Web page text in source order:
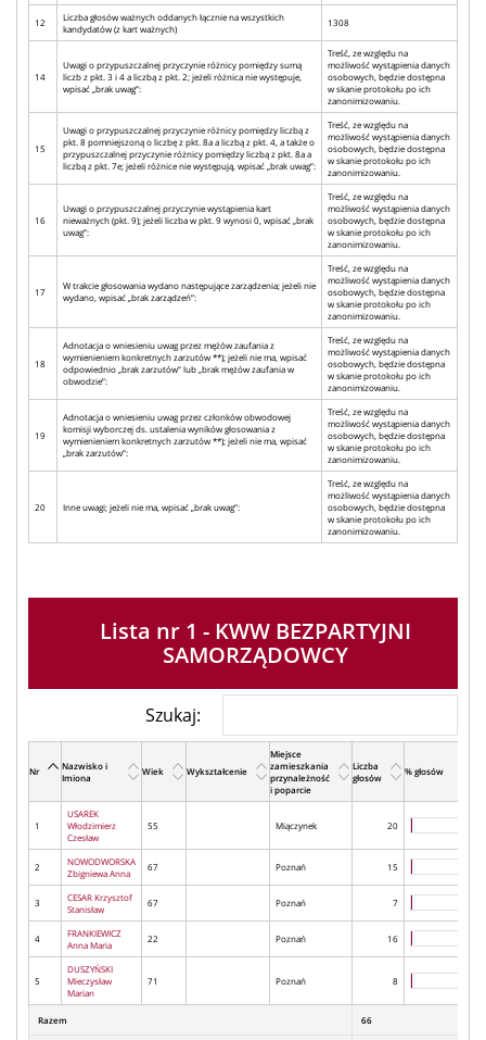
12
Liczba głosów ważnych oddanych łącznie na wszystkich
kandydatów (z kart ważnych)
1308
14
Uwagi o przypuszczalnej przyczynie różnicy pomiędzy sumą
liczb z pkt. 3 i 4 a liczbą z pkt. 2; jeżeli różnica nie występuje,
wpisać „brak uwag”:
Treść, ze względu na
możliwość wystąpienia danych
osobowych, będzie dostępna
w skanie protokołu po ich
zanonimizowaniu.
15
Uwagi o przypuszczalnej przyczynie różnicy pomiędzy liczbą z
pkt. 8 pomniejszoną o liczbę z pkt. 8a a liczbą z pkt. 4, a także o
przypuszczalnej przyczynie różnicy pomiędzy liczbą z pkt. 8a a
liczbą z pkt. 7e; jeżeli różnice nie występują, wpisać „brak uwag”:
Treść, ze względu na
możliwość wystąpienia danych
osobowych, będzie dostępna
w skanie protokołu po ich
zanonimizowaniu.
16
Uwagi o przypuszczalnej przyczynie wystąpienia kart
nieważnych (pkt. 9); jeżeli liczba w pkt. 9 wynosi 0, wpisać „brak
uwag”:
Treść, ze względu na
możliwość wystąpienia danych
osobowych, będzie dostępna
w skanie protokołu po ich
zanonimizowaniu.
17
W trakcie głosowania wydano następujące zarządzenia; jeżeli nie
wydano, wpisać „brak zarządzeń”:
Treść, ze względu na
możliwość wystąpienia danych
osobowych, będzie dostępna
w skanie protokołu po ich
zanonimizowaniu.
18
Adnotacja o wniesieniu uwag przez mężów zaufania z
wymienieniem konkretnych zarzutów **); jeżeli nie ma, wpisać
odpowiednio „brak zarzutów” lub „brak mężów zaufania w
obwodzie”:
Treść, ze względu na
możliwość wystąpienia danych
osobowych, będzie dostępna
w skanie protokołu po ich
zanonimizowaniu.
19
Adnotacja o wniesieniu uwag przez członków obwodowej
komisji wyborczej ds. ustalenia wyników głosowania z
wymienieniem konkretnych zarzutów **); jeżeli nie ma, wpisać
„brak zarzutów”:
Treść, ze względu na
możliwość wystąpienia danych
osobowych, będzie dostępna
w skanie protokołu po ich
zanonimizowaniu.
20 Inne uwagi; jeżeli nie ma, wpisać „brak uwag”:
Treść, ze względu na
możliwość wystąpienia danych
osobowych, będzie dostępna
w skanie protokołu po ich
zanonimizowaniu.
Lista nr 1 - KWW BEZPARTYJNI
SAMORZĄDOWCY
Szukaj:
Nr
Nazwisko i
Imiona
Wiek Wykształcenie
Miejsce
zamieszkania
przynależność
i poparcie
Liczba
głosów
% głosów
1
USAREK
Włodzimierz
Czesław
55 Miączynek 20
2
NOWODWORSKA
Zbigniewa Anna
67 Poznań 15
3
CESAR Krzysztof
Stanisław
67 Poznań 7
4
FRANKIEWICZ
Anna Maria
22 Poznań 16
5
DUSZYŃSKI
Mieczysław
Marian
71 Poznań 8
Razem 66